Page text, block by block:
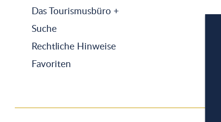
Das Tourismusbüro +
Suche
Rechtliche Hinweise
Favoriten